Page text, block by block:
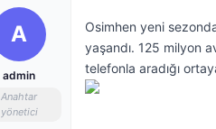
A
admin
Anahtar
yönetici
Osimhen yeni
yaşandı. 125 milyon
telefonla aradığı